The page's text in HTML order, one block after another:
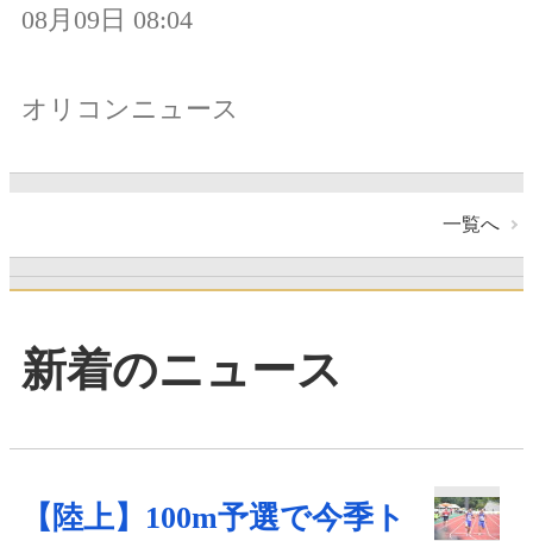
08月09日 08:04
オリコンニュース
一覧へ
新着のニュース
【陸上】100m予選で今季ト